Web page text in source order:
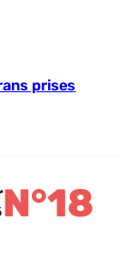
prises
N°18